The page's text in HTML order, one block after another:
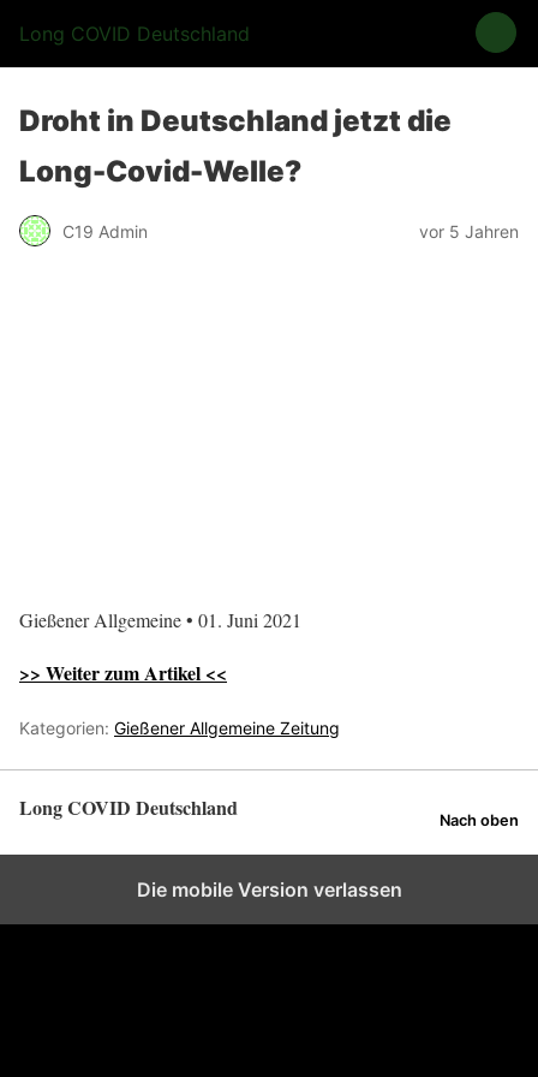
Long COVID Deutschland
Droht in Deutschland jetzt die
Long-Covid-Welle?
C19 Admin vor 5 Jahren
Gießener Allgemeine • 01. Juni 2021
>> Weiter zum Artikel <<
Kategorien: Gießener Allgemeine Zeitung
Long COVID Deutschland Nach oben
Die mobile Version verlassen